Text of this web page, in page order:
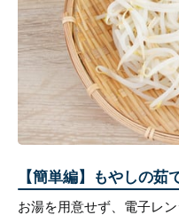
【簡単編】もやしの茹
お湯を用意せず、電子レ